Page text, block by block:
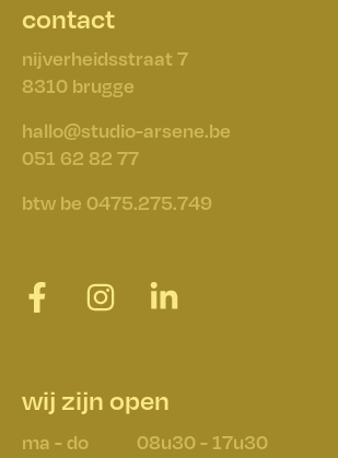
started
contact
nijverheidsstraat 7
​​​​​​​8310 brugge
hallo@studio-arsene.be
051 62 82 77
btw be 0475.275.749
wij zijn open
ma - do
08u30 - 17u30